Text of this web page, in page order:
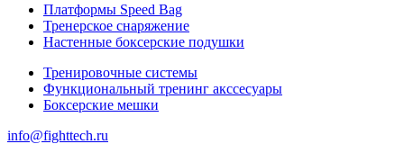
Платформы Speed Bag
Тренерское снаряжение
Настенные боксерские подушки
Тренировочные системы
Функциональный тренинг акссесуары
Боксерские мешки
info@fighttech.ru